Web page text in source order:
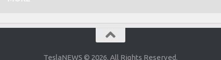
TeslaNEWS © 2026. All Rights Reserved.